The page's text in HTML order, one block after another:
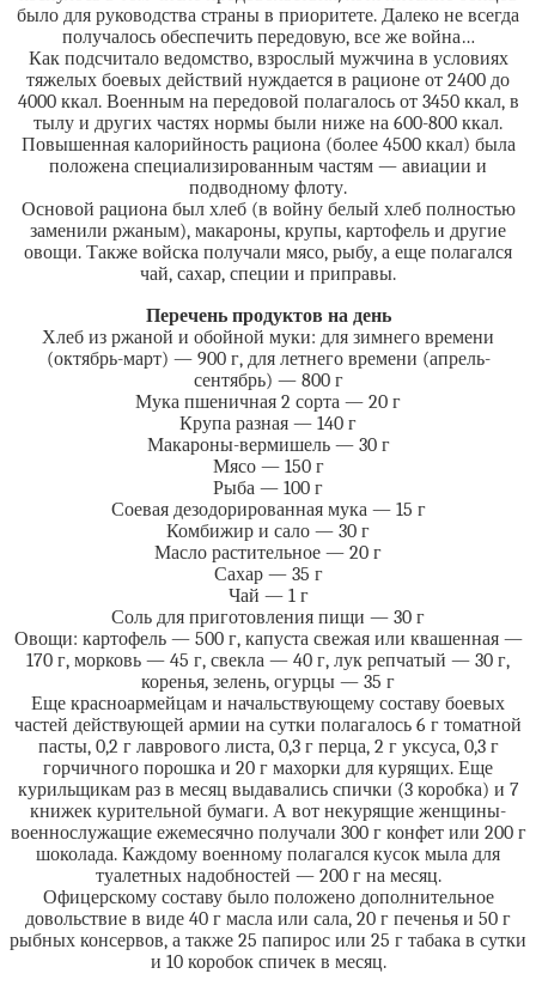
было для руководства страны в приоритете. Далеко не всегда
получалось обеспечить передовую, все же война…
Как подсчитало ведомство, взрослый мужчина в условиях
тяжелых боевых действий нуждается в рационе от 2400 до
4000 ккал. Военным на передовой полагалось от 3450 ккал, в
тылу и других частях нормы были ниже на 600-800 ккал.
Повышенная калорийность рациона (более 4500 ккал) была
положена специализированным частям — авиации и
подводному флоту.
Основой рациона был хлеб (в войну белый хлеб полностью
заменили ржаным), макароны, крупы, картофель и другие
овощи. Также войска получали мясо, рыбу, а еще полагался
чай, сахар, специи и приправы.
Перечень продуктов на день
Хлеб из ржаной и обойной муки: для зимнего времени
(октябрь-март) — 900 г, для летнего времени (апрель-
сентябрь) — 800 г
Мука пшеничная 2 сорта — 20 г
Крупа разная — 140 г
Макароны-вермишель — 30 г
Мясо — 150 г
Рыба — 100 г
Соевая дезодорированная мука — 15 г
Комбижир и сало — 30 г
Масло растительное — 20 г
Сахар — 35 г
Чай — 1 г
Соль для приготовления пищи — 30 г
Овощи: картофель — 500 г, капуста свежая или квашенная —
170 г, морковь — 45 г, свекла — 40 г, лук репчатый — 30 г,
коренья, зелень, огурцы — 35 г
Еще красноармейцам и начальствующему составу боевых
частей действующей армии на сутки полагалось 6 г томатной
пасты, 0,2 г лаврового листа, 0,3 г перца, 2 г уксуса, 0,3 г
горчичного порошка и 20 г махорки для курящих. Еще
курильщикам раз в месяц выдавались спички (3 коробка) и 7
книжек курительной бумаги. А вот некурящие женщины-
военнослужащие ежемесячно получали 300 г конфет или 200 г
шоколада. Каждому военному полагался кусок мыла для
туалетных надобностей — 200 г на месяц.
Офицерскому составу было положено дополнительное
довольствие в виде 40 г масла или сала, 20 г печенья и 50 г
рыбных консервов, а также 25 папирос или 25 г табака в сутки
и 10 коробок спичек в месяц.